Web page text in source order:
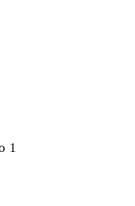
1